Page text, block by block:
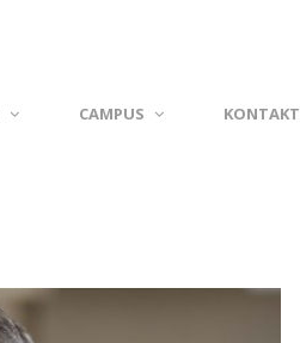
CAMPUS KONTAKT